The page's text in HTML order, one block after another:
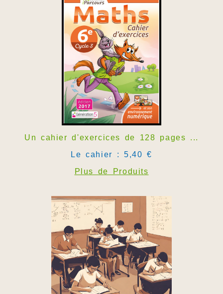
Un cahier d'exercices de 128 pages ...
Le cahier : 5,40 €
Plus de Produits